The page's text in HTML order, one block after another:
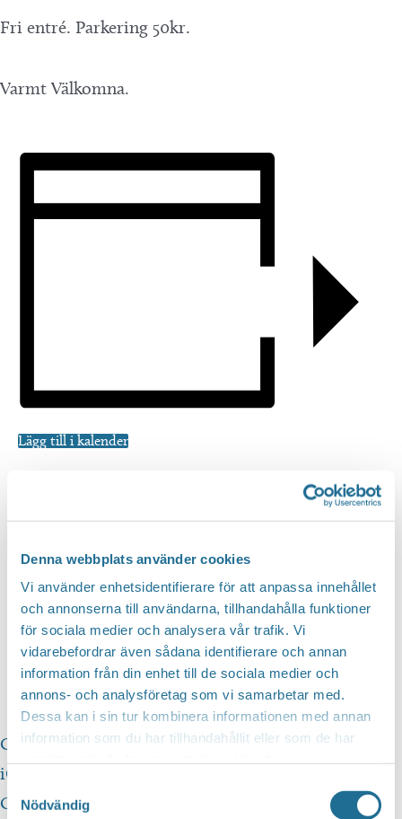
Denna webbplats använder cookies
Vi använder enhetsidentifierare för att anpassa innehållet
och annonserna till användarna, tillhandahålla funktioner
för sociala medier och analysera vår trafik. Vi
vidarebefordrar även sådana identifierare och annan
information från din enhet till de sociala medier och
annons- och analysföretag som vi samarbetar med.
Dessa kan i sin tur kombinera informationen med annan
information som du har tillhandahållit eller som de har
Nödvändig
Fri entré. Parkering 50kr.
Varmt Välkomna.
Lägg till i kalender
Google Kalender
iCalendar
Outlook 365